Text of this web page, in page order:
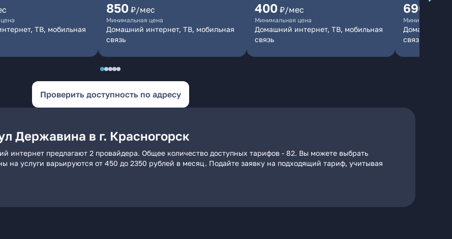
ТВ, мобильная
850 ₽/мес
Минимальная цена
Домашний интернет, ТВ, мобильная
связь
400 ₽/мес
Минимальная цена
Домашний интернет, ТВ, мобильная
связь
690
Минимальная
Домашний
связь
Проверить доступность по адресу
Державина в г. Красногорск
интернет предлагают 2 провайдера. Общее количество доступных тарифов - 82. Вы можете выбрать
на услуги варьируются от 450 до 2350 рублей в месяц. Подайте заявку на подходящий тариф, учитывая